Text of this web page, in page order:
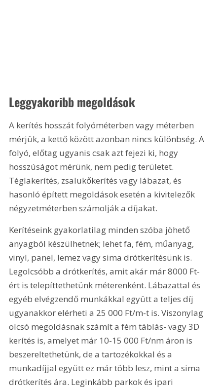
Leggyakoribb megoldások
A kerítés hosszát folyóméterben vagy méterben
mérjük, a kettő között azonban nincs különbség. A
folyó, előtag ugyanis csak azt fejezi ki, hogy
hosszúságot mérünk, nem pedig területet.
Téglakerítés, zsalukőkerítés vagy lábazat, és
hasonló épített megoldások esetén a kivitelezők
négyzetméterben számolják a díjakat.
Kerítéseink gyakorlatilag minden szóba jöhető
anyagból készülhetnek; lehet fa, fém, műanyag,
vinyl, panel, lemez vagy sima drótkerítésünk is.
Legolcsóbb a drótkerítés, amit akár már 8000 Ft-
ért is telepíttethetünk méterenként. Lábazattal és
egyéb elvégzendő munkákkal együtt a teljes díj
ugyanakkor elérheti a 25 000 Ft/m-t is. Viszonylag
olcsó megoldásnak számít a fém táblás- vagy 3D
kerítés is, amelyet már 10-15 000 Ft/nm áron is
beszereltethetünk, de a tartozékokkal és a
munkadíjjal együtt ez már több lesz, mint a sima
drótkerítés ára. Leginkább parkok és ipari